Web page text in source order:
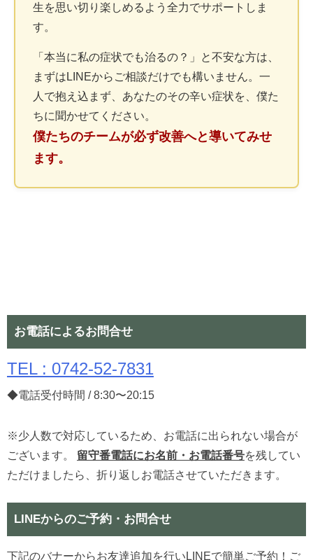
生を思い切り楽しめるよう全力でサポートしま
す。
「本当に私の症状でも治るの？」と不安な方は、
まずはLINEからご相談だけでも構いません。一
人で抱え込まず、あなたのその辛い症状を、僕た
ちに聞かせてください。
僕たちのチームが必ず改善へと導いてみせ
ます。
お電話によるお問合せ
TEL : 0742-52-7831
◆電話受付時間 / 8:30〜20:15
※少人数で対応しているため、お電話に出られない場合が
ございます。 留守番電話にお名前・お電話番号を残してい
ただけましたら、折り返しお電話させていただきます。
LINEからのご予約・お問合せ
下記のバナーからお友達追加を行いLINEで簡単ご予約！ご